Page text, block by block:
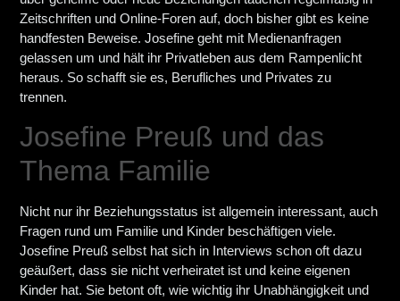
Zeitschriften und Online-Foren auf, doch bisher gibt es keine
handfesten Beweise. Josefine geht mit Medienanfragen
gelassen um und hält ihr Privatleben aus dem Rampenlicht
heraus. So schafft sie es, Berufliches und Privates zu
trennen.
Josefine Preuß und das
Thema Familie
Nicht nur ihr Beziehungsstatus ist allgemein interessant, auch
Fragen rund um Familie und Kinder beschäftigen viele.
Josefine Preuß selbst hat sich in Interviews schon oft dazu
geäußert, dass sie nicht verheiratet ist und keine eigenen
Kinder hat. Sie betont oft, wie wichtig ihr Unabhängigkeit und